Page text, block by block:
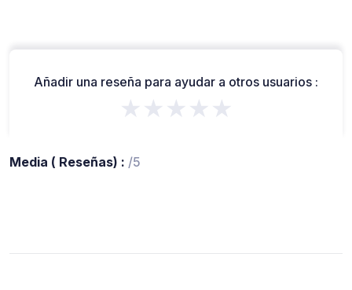
Añadir una reseña para ayudar a otros usuarios :
★★★★★
Media ( Reseñas) : /5